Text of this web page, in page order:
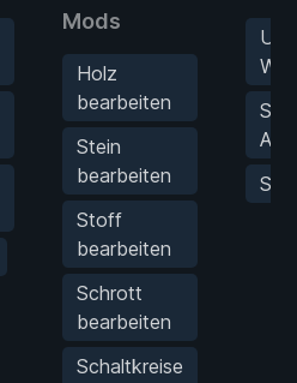
Mods
Holz
bearbeiten
Stein
bearbeiten
Stoff
bearbeiten
Schrott
bearbeiten
Schaltkreise